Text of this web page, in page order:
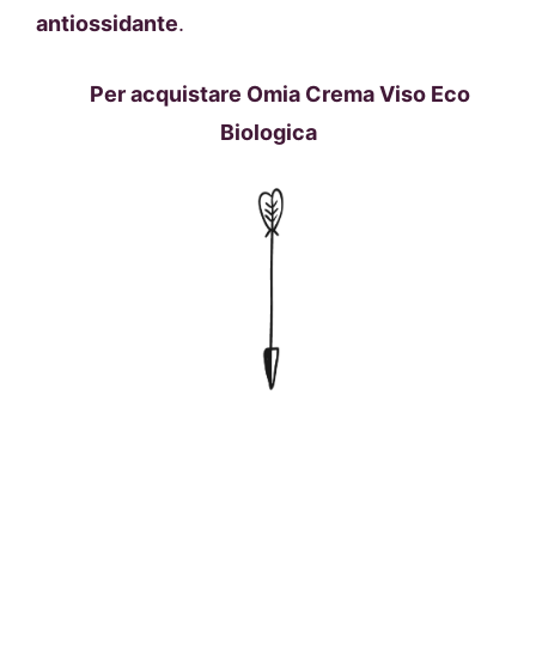
antiossidante.
Per acquistare Omia Crema Viso Eco
Biologica